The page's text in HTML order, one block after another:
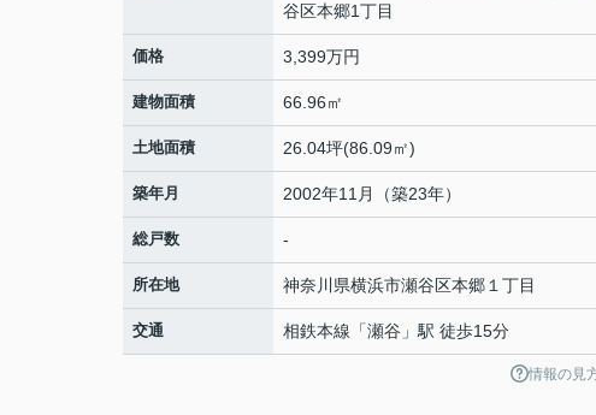
谷区本郷1丁目
価格 3,399万円
建物面積 66.96㎡
土地面積 26.04坪(86.09㎡)
築年月 2002年11月（築23年）
総戸数 -
所在地 神奈川県横浜市瀬谷区本郷 １丁目
交通 相鉄本線 「瀬谷 」駅 徒歩15分
情報の見